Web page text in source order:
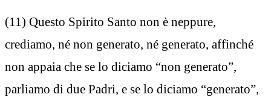
(11) Questo Spirito Santo non è neppure,
crediamo, né non generato, né generato, affinché
non appaia che se lo diciamo “non generato”,
parliamo di due Padri, e se lo diciamo “generato”,